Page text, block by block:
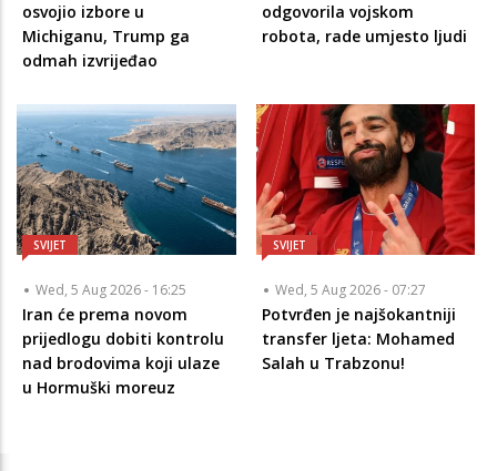
osvojio izbore u
Michiganu, Trump ga
odmah izvrijeđao
odgovorila vojskom
robota, rade umjesto ljudi
SVIJET
Wed, 5 Aug 2026 - 16:25
Iran će prema novom
prijedlogu dobiti kontrolu
nad brodovima koji ulaze
u Hormuški moreuz
SVIJET
Wed, 5 Aug 2026 - 07:27
Potvrđen je najšokantniji
transfer ljeta: Mohamed
Salah u Trabzonu!